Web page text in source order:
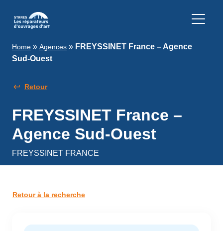
Home » Agences » FREYSSINET France – Agence
Sud-Ouest
Retour
FREYSSINET France –
Agence Sud-Ouest
FREYSSINET FRANCE
Retour à la recherche